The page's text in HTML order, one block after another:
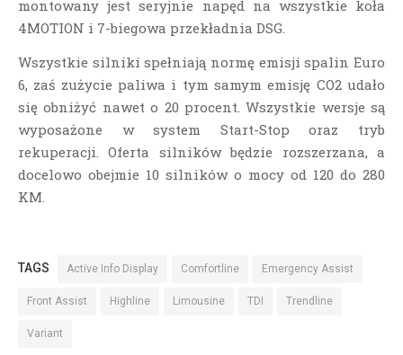
montowany jest seryjnie napęd na wszystkie koła
4MOTION i 7-biegowa przekładnia DSG.
Wszystkie silniki spełniają normę emisji spalin Euro
6, zaś zużycie paliwa i tym samym emisję CO2 udało
się obniżyć nawet o 20 procent. Wszystkie wersje są
wyposażone w system Start-Stop oraz tryb
rekuperacji. Oferta silników będzie rozszerzana, a
docelowo obejmie 10 silników o mocy od 120 do 280
KM.
TAGS Active Info Display Comfortline Emergency Assist
Front Assist Highline Limousine TDI Trendline
Variant